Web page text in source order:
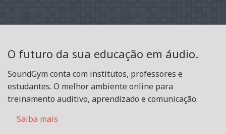
O futuro da sua educação em áudio.
SoundGym conta com institutos, professores e
estudantes. O melhor ambiente online para
treinamento auditivo, aprendizado e comunicação.
Saiba mais